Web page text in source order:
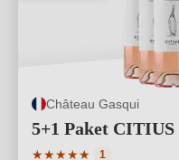
Château Gasqui
5+1 Paket CITIUS
★★★★★
Durchschnittliche
1